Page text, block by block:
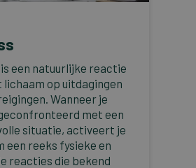
een natuurlijke reactie
lichaam op uitdagingen
Wanneer je
met een
situatie, activeert je
een reeks fysieke en
reacties die bekend